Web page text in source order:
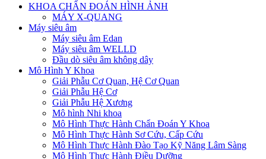
KHOA CHẨN ĐOÁN HÌNH ẢNH
MÁY X-QUANG
Máy siêu âm
Máy siêu âm Edan
Máy siêu âm WELLD
Đầu dò siêu âm không dây
Mô Hình Y Khoa
Giải Phẫu Cơ Quan, Hệ Cơ Quan
Giải Phẫu Hệ Cơ
Giải Phẫu Hệ Xương
Mô hình Nhi khoa
Mô Hình Thực Hành Chẩn Đoán Y Khoa
Mô Hình Thực Hành Sơ Cứu, Cấp Cứu
Mô Hình Thực Hành Đào Tạo Kỹ Năng Lâm Sàng
Mô Hình Thực Hành Điều Dưỡng